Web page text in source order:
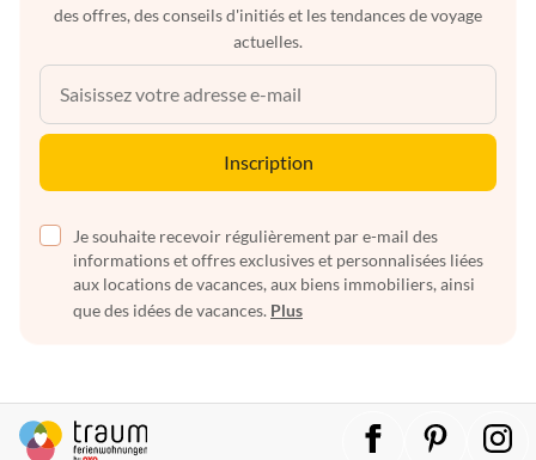
des offres, des conseils d'initiés et les tendances de voyage
actuelles.
Inscription
Je souhaite recevoir régulièrement par e-mail des
informations et offres exclusives et personnalisées liées
aux locations de vacances, aux biens immobiliers, ainsi
que des idées de vacances. Plus